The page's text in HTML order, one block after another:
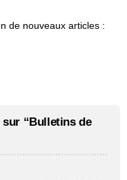
de nouveaux articles :
sur “Bulletins de